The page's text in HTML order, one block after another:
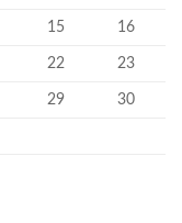
15 16
22 23
29 30